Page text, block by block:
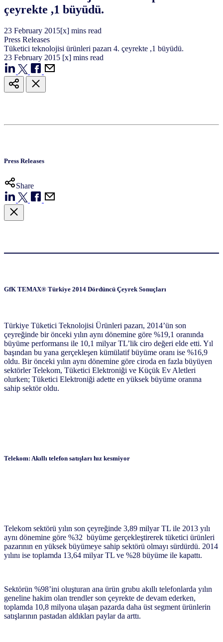
çeyrekte ,1 büyüdü.
23 February 2015[x] mins read
Press Releases
Tüketici teknolojisi ürünleri pazarı 4. çeyrekte ,1 büyüdü.
23 February 2015 [x] mins read
Press Releases
Share
GfK TEMAX® Türkiye 2014 Dördüncü Çeyrek Sonuçları
Türkiye Tüketici Teknolojisi Ürünleri pazarı, 2014’ün son
çeyreğinde bir önceki yılın aynı dönemine göre %19,1 oranında
büyüme performansı ile 10,1 milyar TL’lik ciro değeri elde etti. Yıl
başından bu yana gerçekleşen kümülatif büyüme oranı ise %16,9
oldu. Bir önceki yılın aynı dönemine göre ciroda en fazla büyüyen
sektörler Telekom, Tüketici Elektroniği ve Küçük Ev Aletleri
olurken; Tüketici Elektroniği adette en yüksek büyüme oranına
sahip sektör oldu.
Telekom: Akıllı telefon satışları hız kesmiyor
Telekom sektörü yılın son çeyreğinde 3,89 milyar TL ile 2013 yılı
aynı dönemine göre %32 büyüme gerçekleştirerek tüketici ürünleri
pazarının en yüksek büyümeye sahip sektörü olmayı sürdürdü. 2014
yılını ise toplamda 13,64 milyar TL ve %28 büyüme ile kapattı.
Sektörün %98’ini oluşturan ana ürün grubu akıllı telefonlarda yılın
geneline hakim olan trendler son çeyrekte de devam ederken,
toplamda 10,8 milyona ulaşan pazarda daha üst segment ürünlerin
satışlarının pastadan aldıkları paylar da arttı.